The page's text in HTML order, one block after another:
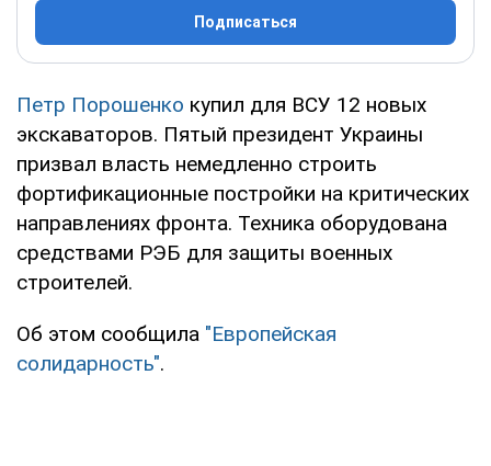
Подписаться
Петр Порошенко купил для ВСУ 12 новых
экскаваторов. Пятый президент Украины
призвал власть немедленно строить
фортификационные постройки на критических
направлениях фронта. Техника оборудована
средствами РЭБ для защиты военных
строителей.
Об этом сообщила "Европейская
солидарность".